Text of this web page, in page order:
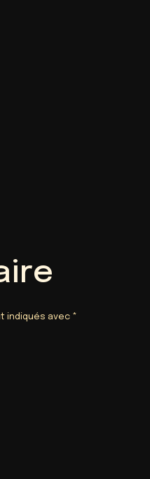
indiqués avec *